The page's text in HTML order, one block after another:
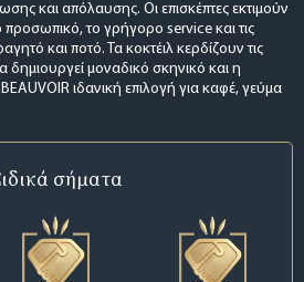
και απόλαυσης. Οι επισκέπτες εκτιμούν
προσωπικό, το γρήγορο service και τις
και ποτό. Τα κοκτέιλ κερδίζουν τις
δημιουργεί μοναδικό σκηνικό και η
ιδανική επιλογή για καφέ, γεύμα
σήματα